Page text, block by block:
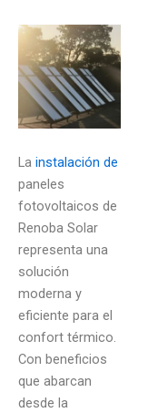
La instalación de
paneles
fotovoltaicos de
Renoba Solar
representa una
solución
moderna y
eficiente para el
confort térmico.
Con beneficios
que abarcan
desde la